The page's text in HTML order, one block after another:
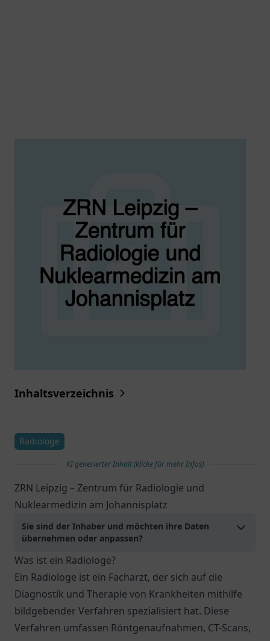
Inhaltsverzeichnis
Radiologe
KI generierter Inhalt (klicke für mehr Infos)
ZRN Leipzig – Zentrum für Radiologie und
Nuklearmedizin am Johannisplatz
Sie sind der Inhaber und möchten ihre Daten
übernehmen oder anpassen?
Was ist ein Radiologe?
Ein Radiologe ist ein Facharzt, der sich auf die
Diagnostik und Therapie von Krankheiten mithilfe
bildgebender Verfahren spezialisiert hat. Diese
Verfahren umfassen Röntgenaufnahmen, CT-Scans,